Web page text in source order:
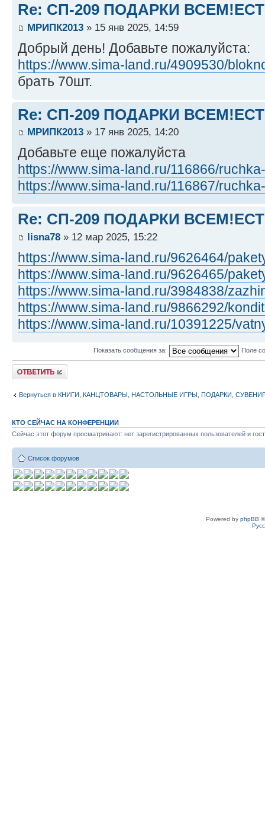
Re: СП-209 ПОДАРКИ
МРИПК2013 » 15 янв 2025, 14:59
Добрый день! Добавьте пожалуйста:
https://www.sima-land.ru/4909530/
брать 70шт.
Re: СП-209 ПОДАРКИ
МРИПК2013 » 17 янв 2025, 14:20
Добавьте еще пожалуйста
https://www.sima-land.ru/116866/
https://www.sima-land.ru/116867/
Re: СП-209 ПОДАРКИ
lisna78 » 12 мар 2025, 15:22
https://www.sima-land.ru/9626464/
https://www.sima-land.ru/9626465/
https://www.sima-land.ru/3984838/
https://www.sima-land.ru/9866292/
https://www.sima-land.ru/10391225/
Показать сообщения за: Поле
Ответить
Вернуться в КНИГИ, КАНЦТОВАРЫ, НАСТОЛЬНЫЕ ИГРЫ, ПОДАРКИ,
КТО СЕЙЧАС НА КОНФЕРЕНЦИИ
Сейчас этот форум просматривают: нет зарегистрированных пользователей и
Список форумов
Powered by phpBB